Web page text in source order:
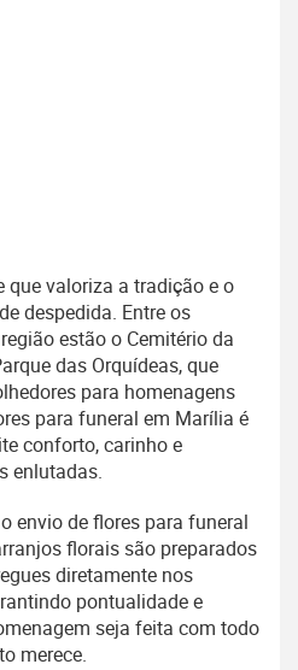
que valoriza a tradição e o
despedida. Entre os
estão o Cemitério da
das Orquídeas, que
para homenagens
para funeral em Marília é
conforto, carinho e
enlutadas.
envio de flores para funeral
florais são preparados
diretamente nos
pontualidade e
seja feita com todo
merece.